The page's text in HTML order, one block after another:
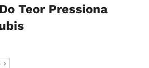
Teor Pressiona